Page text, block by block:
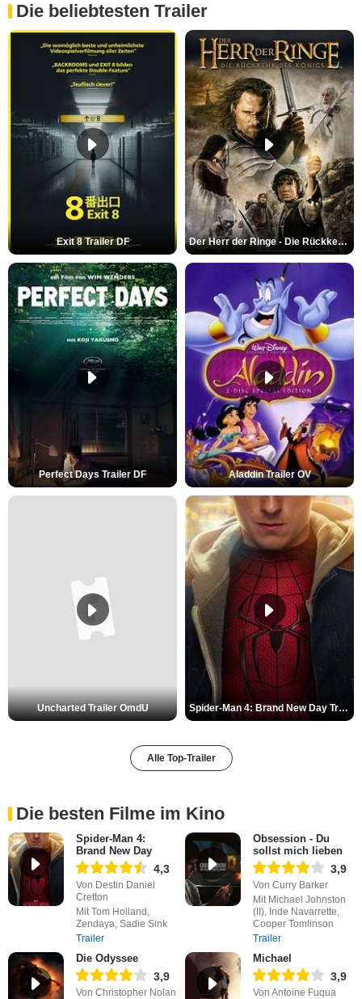
Die beliebtesten Trailer
Exit 8 Trailer DF Der Herr der Ringe - Die Rückkehr des Königs Trailer OV
Perfect Days Trailer DF Aladdin Trailer OV
Uncharted Trailer OmdU Spider-Man 4: Brand New Day Trailer (3) DF
Alle Top-Trailer
Die besten Filme im Kino
Spider-Man 4:
Brand New Day
4,3
Von Destin Daniel
Cretton
Mit Tom Holland,
Zendaya, Sadie Sink
Trailer
Obsession - Du
sollst mich lieben
3,9
Von Curry Barker
Mit Michael Johnston
(II), Inde Navarrette,
Cooper Tomlinson
Trailer
Die Odyssee
3,9
Von Christopher Nolan
Michael
3,9
Von Antoine Fuqua